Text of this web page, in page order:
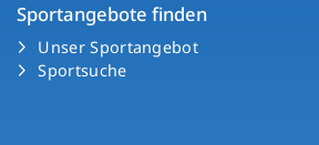
Sportangebote finden
Unser Sportangebot
Sportsuche